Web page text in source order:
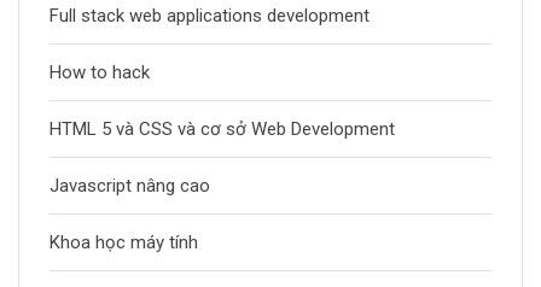
Full stack web applications development
How to hack
HTML 5 và CSS và cơ sở Web Development
Javascript nâng cao
Khoa học máy tính